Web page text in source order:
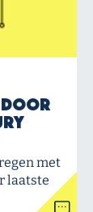
door
met
laatste